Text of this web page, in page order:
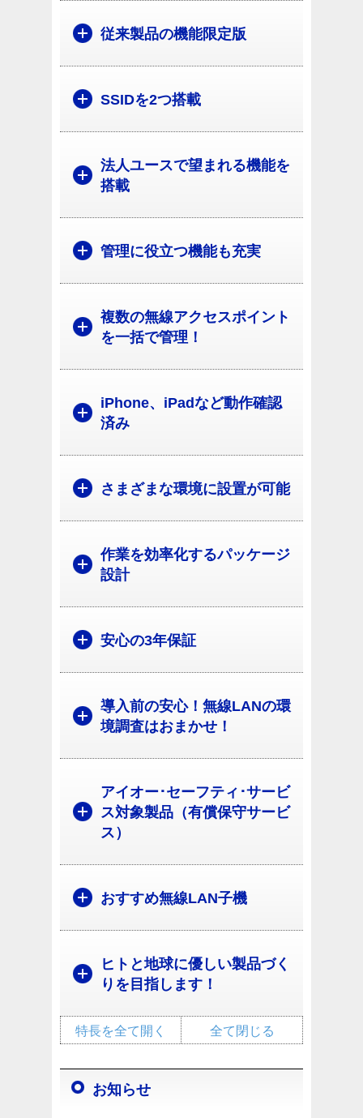
従来製品の機能限定版
SSIDを2つ搭載
法人ユースで望まれる機能を
搭載
管理に役立つ機能も充実
複数の無線アクセスポイント
を一括で管理！
iPhone、iPadなど動作確認
済み
さまざまな環境に設置が可能
作業を効率化するパッケージ
設計
安心の3年保証
導入前の安心！無線LANの環
境調査はおまかせ！
アイオー･セーフティ･サービ
ス対象製品（有償保守サービ
ス）
おすすめ無線LAN子機
ヒトと地球に優しい製品づく
りを目指します！
全て閉じる
特長を全て開く
お知らせ